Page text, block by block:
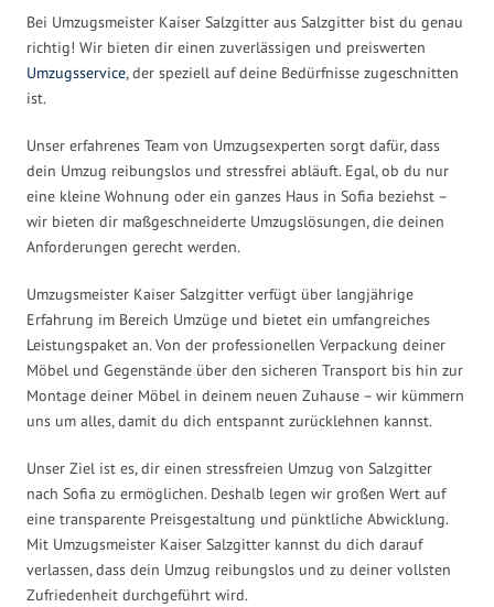
Bei Umzugsmeister Kaiser Salzgitter aus Salzgitter bist du genau
richtig! Wir bieten dir einen zuverlässigen und preiswerten
Umzugsservice, der speziell auf deine Bedürfnisse zugeschnitten
ist.
Unser erfahrenes Team von Umzugsexperten sorgt dafür, dass
dein Umzug reibungslos und stressfrei abläuft. Egal, ob du nur
eine kleine Wohnung oder ein ganzes Haus in Sofia beziehst –
wir bieten dir maßgeschneiderte Umzugslösungen, die deinen
Anforderungen gerecht werden.
Umzugsmeister Kaiser Salzgitter verfügt über langjährige
Erfahrung im Bereich Umzüge und bietet ein umfangreiches
Leistungspaket an. Von der professionellen Verpackung deiner
Möbel und Gegenstände über den sicheren Transport bis hin zur
Montage deiner Möbel in deinem neuen Zuhause – wir kümmern
uns um alles, damit du dich entspannt zurücklehnen kannst.
Unser Ziel ist es, dir einen stressfreien Umzug von Salzgitter
nach Sofia zu ermöglichen. Deshalb legen wir großen Wert auf
eine transparente Preisgestaltung und pünktliche Abwicklung.
Mit Umzugsmeister Kaiser Salzgitter kannst du dich darauf
verlassen, dass dein Umzug reibungslos und zu deiner vollsten
Zufriedenheit durchgeführt wird.